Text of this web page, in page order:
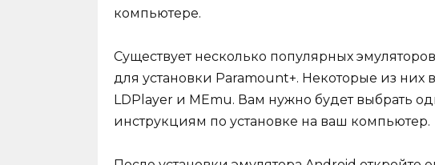
компьютере.
Существует несколько популярных
для установки Paramount+. Некоторые из них
LDPlayer и MEmu. Вам нужно будет выбрать
инструкциям по установке на ваш компьютер.